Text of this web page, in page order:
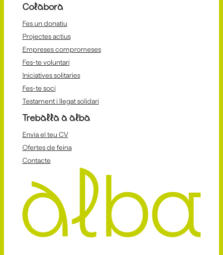
Colabora
Fes un donatiu
Projectes actius
Empreses compromeses
Fes-te voluntari
Iniciatives solitaries
Fes-te soci
Testament i llegat solidari
Treballa a alba
Envia el teu CV
Ofertes de feina
Contacte